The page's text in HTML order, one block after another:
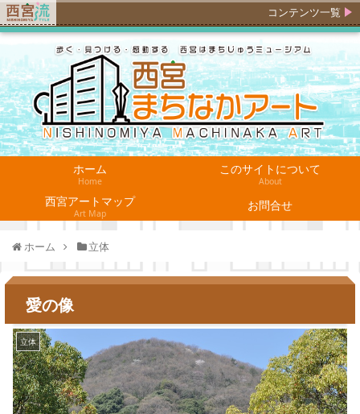
コンテンツ一覧
ホーム
Home
このサイトについて
About
西宮アートマップ
Art Map
お問合せ
ホーム 立体
愛の像
立体